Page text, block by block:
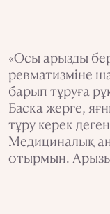
«Осы арызды
ревматизміне
барып тұруға
Басқа жерге,
тұру керек
Медициналық
отырмын.